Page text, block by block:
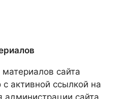
сайта
активной ссылкой на